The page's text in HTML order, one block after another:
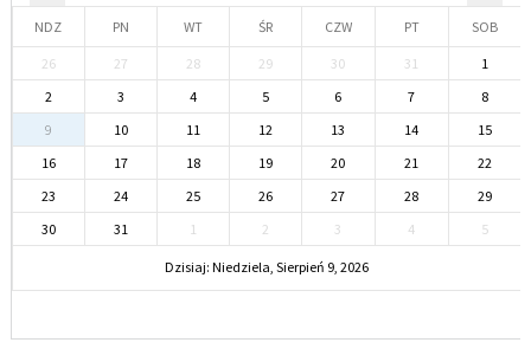
NDZ PN WT ŚR CZW PT SOB
26 27 28 29 30 31
1
2
3 4 5 6 7
8
9
10 11 12 13 14
15
16
17 18 19 20 21
22
23
24 25 26 27 28
29
30
31 1 2 3 4 5
Dzisiaj: Niedziela, Sierpień 9, 2026